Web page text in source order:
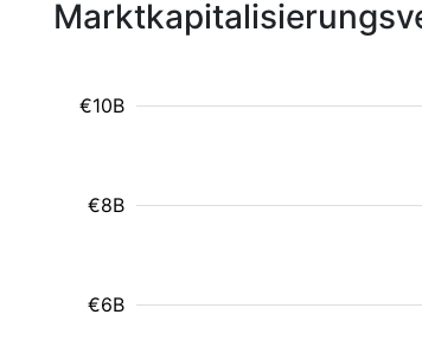
€6B
€8B
€10B